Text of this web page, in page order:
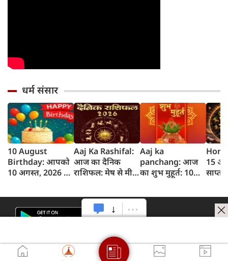
धर्म संसार
10 August
Birthday: आपको
10 अगस्त, 2026 के
Aaj Ka Rashifal:
आज का दैनिक
राशिफल: मेष से मीन
2026)
Aaj ka
panchang: आज
का शुभ मुहूर्त: 10
और शुभ समय
15